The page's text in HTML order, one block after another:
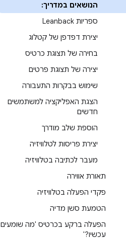
הנושאים במדריך:
ספריות Leanback
יצירת דפדפן של קטלוג
בחירה של תצוגת כרטיס
יצירה של תצוגת פרטים
שימוש בבקרות התעבורה
הצגת האפליקציה למשתמשים
חדשים
הוספת שלב מודרך
יצירת פריסות לטלוויזיה
מעבר לכתיבה בטלוויזיה
תאורת אווירה
פקדי הפעלה בטלוויזיה
הטמעת סשן מדיה
הפעלה ברקע בכרטיס 'מה שומעים
עכשיו?'